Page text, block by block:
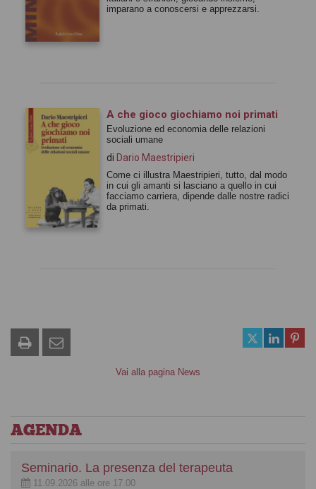
imparano a conoscersi e apprezzarsi.
A che gioco giochiamo noi primati
Evoluzione ed economia delle relazioni
sociali umane
di Dario Maestripieri
Come ci illustra Maestripieri, tutto, dal modo
in cui gli amanti si lasciano a quello in cui
facciamo carriera, dipende dalle nostre radici
da primati.
Vai alla pagina News
AGENDA
Seminario. La presenza del terapeuta
11.09.2026 alle ore 17.00